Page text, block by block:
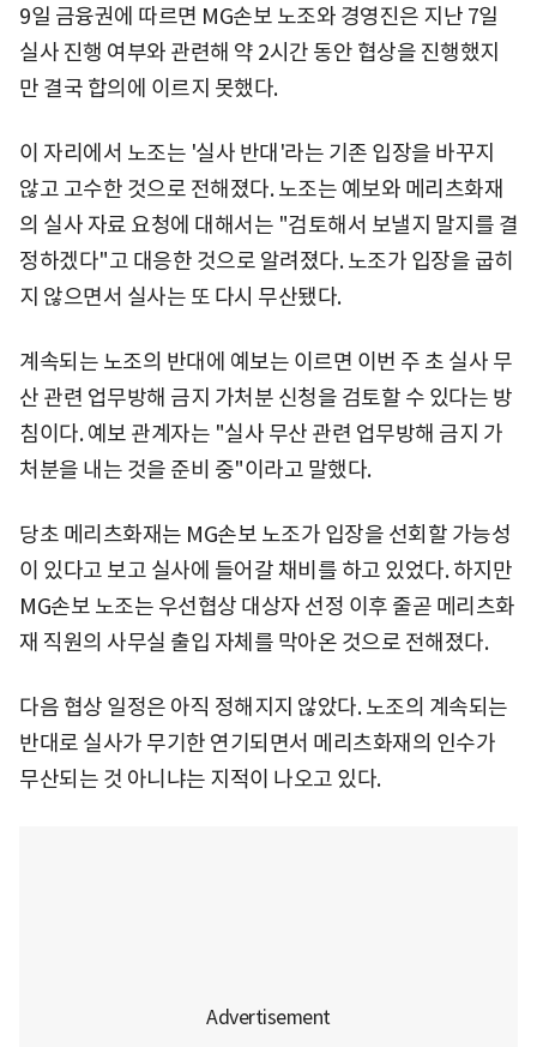
9일 금융권에 따르면 MG손보 노조와 경영진은 지난 7일
실사 진행 여부와 관련해 약 2시간 동안 협상을 진행했지
만 결국 합의에 이르지 못했다.
이 자리에서 노조는 '실사 반대'라는 기존 입장을 바꾸지
않고 고수한 것으로 전해졌다. 노조는 예보와 메리츠화재
의 실사 자료 요청에 대해서는 "검토해서 보낼지 말지를 결
정하겠다"고 대응한 것으로 알려졌다. 노조가 입장을 굽히
지 않으면서 실사는 또 다시 무산됐다.
계속되는 노조의 반대에 예보는 이르면 이번 주 초 실사 무
산 관련 업무방해 금지 가처분 신청을 검토할 수 있다는 방
침이다. 예보 관계자는 "실사 무산 관련 업무방해 금지 가
처분을 내는 것을 준비 중"이라고 말했다.
당초 메리츠화재는 MG손보 노조가 입장을 선회할 가능성
이 있다고 보고 실사에 들어갈 채비를 하고 있었다. 하지만
MG손보 노조는 우선협상 대상자 선정 이후 줄곧 메리츠화
재 직원의 사무실 출입 자체를 막아온 것으로 전해졌다.
다음 협상 일정은 아직 정해지지 않았다. 노조의 계속되는
반대로 실사가 무기한 연기되면서 메리츠화재의 인수가
무산되는 것 아니냐는 지적이 나오고 있다.